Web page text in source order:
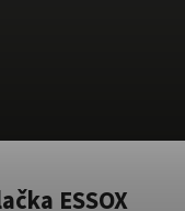
ESSOX